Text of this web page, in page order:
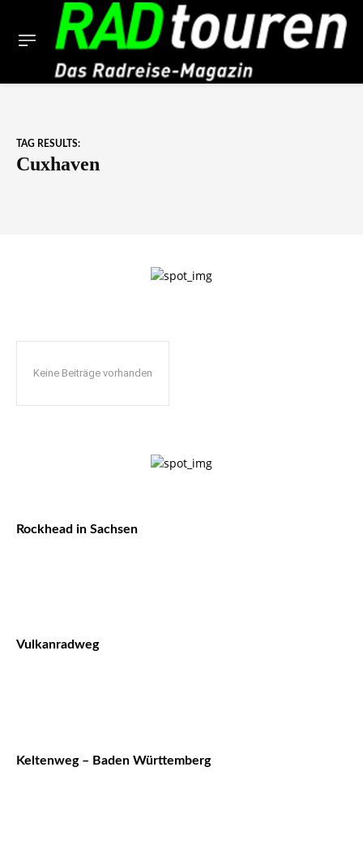
TAG RESULTS:
Cuxhaven
Keine Beiträge vorhanden
Rockhead in Sachsen
Vulkanradweg
Keltenweg – Baden Württemberg